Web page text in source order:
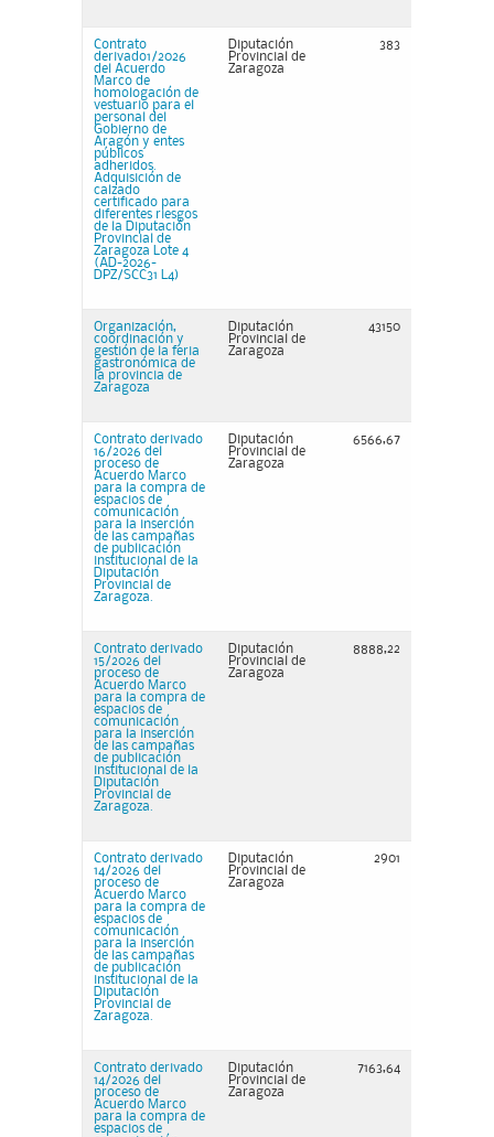
Contrato
derivado1/2026
del Acuerdo
Marco de
homologación de
vestuario para el
personal del
Gobierno de
Aragón y entes
públicos
adheridos.
Adquisición de
calzado
certificado para
diferentes riesgos
de la Diputación
Provincial de
Zaragoza Lote 4
(AD-2026-
DPZ/SCC31 L4)
Diputación
Provincial de
Zaragoza
383
Organización,
coordinación y
gestión de la feria
gastronómica de
la provincia de
Zaragoza
Diputación
Provincial de
Zaragoza
43150
Contrato derivado
16/2026 del
proceso de
Acuerdo Marco
para la compra de
espacios de
comunicación
para la inserción
de las campañas
de publicación
institucional de la
Diputación
Provincial de
Zaragoza.
Diputación
Provincial de
Zaragoza
6566,67
Contrato derivado
15/2026 del
proceso de
Acuerdo Marco
para la compra de
espacios de
comunicación
para la inserción
de las campañas
de publicación
institucional de la
Diputación
Provincial de
Zaragoza.
Diputación
Provincial de
Zaragoza
8888,22
Contrato derivado
14/2026 del
proceso de
Acuerdo Marco
para la compra de
espacios de
comunicación
para la inserción
de las campañas
de publicación
institucional de la
Diputación
Provincial de
Zaragoza.
Diputación
Provincial de
Zaragoza
2901
Contrato derivado
14/2026 del
proceso de
Acuerdo Marco
para la compra de
espacios de
Diputación
Provincial de
Zaragoza
7163,64